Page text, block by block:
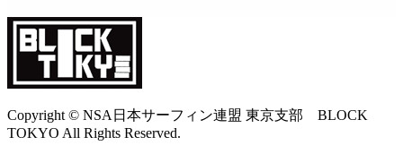
Copyright © NSA日本サーフィン連盟 東京支部 BLOCK
TOKYO All Rights Reserved.